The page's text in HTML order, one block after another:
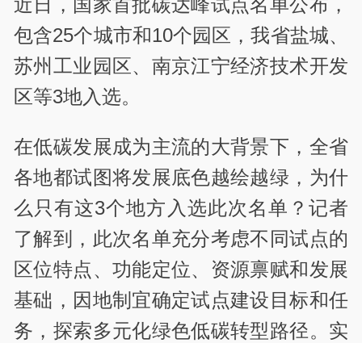
包含25个城市和10个园区，我省盐城、
苏州工业园区、南京江宁经济技术开发
区等3地入选。
在低碳发展成为主流的大背景下，全省
各地都试图将发展底色越绘越绿，为什
么只有这3个地方入选此次名单？记者
了解到，此次名单充分考虑不同试点的
区位特点、功能定位、资源禀赋和发展
基础，因地制宜确定试点建设目标和任
务，探索多元化绿色低碳转型路径。实